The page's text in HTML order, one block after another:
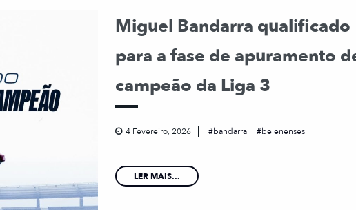
Miguel Bandarra qualificado
para a fase de apuramento
campeão da Liga 3
4 Fevereiro, 2026 bandarra belenenses
LER MAIS...